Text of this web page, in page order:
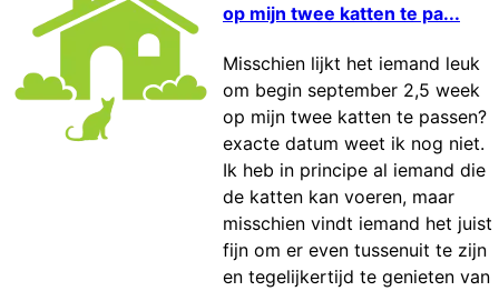
op mijn twee katten te pa...
Misschien lijkt het iemand leuk
om begin september 2,5 week
op mijn twee katten te passen?
exacte datum weet ik nog niet.
Ik heb in principe al iemand die
de katten kan voeren, maar
misschien vindt iemand het juist
fijn om er even tussenuit te zijn
en tegelijkertijd te genieten van